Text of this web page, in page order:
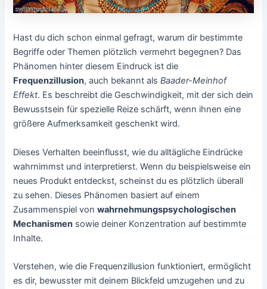
Hast du dich schon einmal gefragt, warum dir bestimmte
Begriffe oder Themen plötzlich vermehrt begegnen? Das
Phänomen hinter diesem Eindruck ist die
Frequenzillusion, auch bekannt alsBaader-Meinhof
Effekt. Es beschreibt die Geschwindigkeit, mit der sich dein
Bewusstsein für spezielle Reize schärft, wenn ihnen eine
größere Aufmerksamkeit geschenkt wird.
Dieses Verhalten beeinflusst, wie du alltägliche Eindrücke
wahrnimmst und interpretierst. Wenn du beispielsweise ein
neues Produkt entdeckst, scheinst du es plötzlich überall
zu sehen. Dieses Phänomen basiert auf einem
Zusammenspiel vonwahrnehmungspsychologischen
Mechanismen sowie deiner Konzentration auf bestimmte
Inhalte.
Verstehen, wie die Frequenzillusion funktioniert, ermöglicht
es dir, bewusster mit deinem Blickfeld umzugehen und zu